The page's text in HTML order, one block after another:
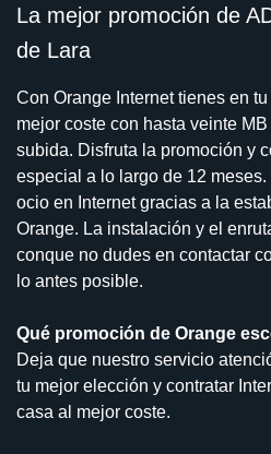
La mejor promoción de
de Lara
Con Orange Internet tienes en
mejor coste con hasta veinte
subida. Disfruta la promoción y
especial a lo largo de 12
ocio en Internet gracias a la
Orange. La instalación y el
conque no dudes en contactar
lo antes posible.
Qué promoción de Orange
Deja que nuestro servicio
tu mejor elección y contratar
casa al mejor coste.